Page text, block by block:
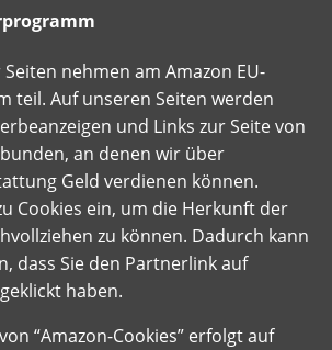
nehmen am Amazon EU-
teil. Auf unseren Seiten werden
und Links zur Seite von
an denen wir über
Geld verdienen können.
Cookies ein, um die Herkunft der
zu können. Dadurch kann
dass Sie den Partnerlink auf
haben.
“Amazon-Cookies” erfolgt auf